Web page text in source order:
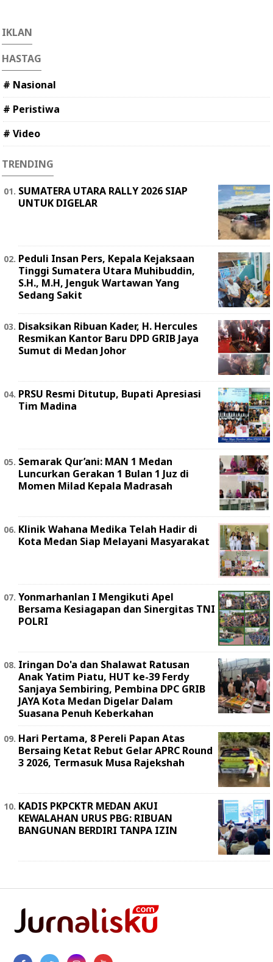
IKLAN
HASTAG
# Nasional
# Peristiwa
# Video
TRENDING
SUMATERA UTARA RALLY 2026 SIAP
UNTUK DIGELAR
Peduli Insan Pers, Kepala Kejaksaan
Tinggi Sumatera Utara Muhibuddin,
S.H., M.H, Jenguk Wartawan Yang
Sedang Sakit
Disaksikan Ribuan Kader, H. Hercules
Resmikan Kantor Baru DPD GRIB Jaya
Sumut di Medan Johor
PRSU Resmi Ditutup, Bupati Apresiasi
Tim Madina
Semarak Qur’ani: MAN 1 Medan
Luncurkan Gerakan 1 Bulan 1 Juz di
Momen Milad Kepala Madrasah
Klinik Wahana Medika Telah Hadir di
Kota Medan Siap Melayani Masyarakat
Yonmarhanlan I Mengikuti Apel
Bersama Kesiagapan dan Sinergitas TNI
POLRI
Iringan Do'a dan Shalawat Ratusan
Anak Yatim Piatu, HUT ke-39 Ferdy
Sanjaya Sembiring, Pembina DPC GRIB
JAYA Kota Medan Digelar Dalam
Suasana Penuh Keberkahan
Hari Pertama, 8 Pereli Papan Atas
Bersaing Ketat Rebut Gelar APRC Round
3 2026, Termasuk Musa Rajekshah
KADIS PKPCKTR MEDAN AKUI
KEWALAHAN URUS PBG: RIBUAN
BANGUNAN BERDIRI TANPA IZIN